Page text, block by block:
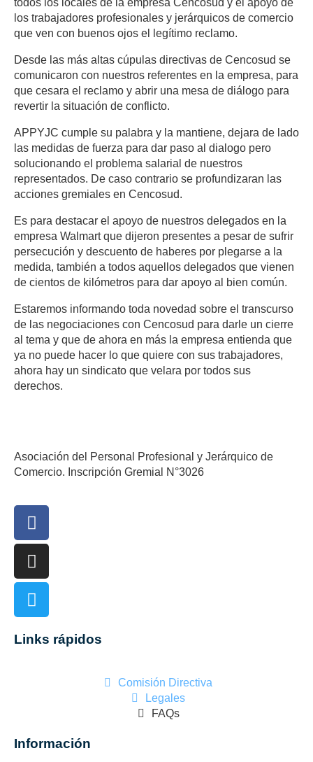
todos los locales de la empresa Cencosud y el apoyo de
los trabajadores profesionales y jerárquicos de comercio
que ven con buenos ojos el legítimo reclamo.
Desde las más altas cúpulas directivas de Cencosud se
comunicaron con nuestros referentes en la empresa, para
que cesara el reclamo y abrir una mesa de diálogo para
revertir la situación de conflicto.
APPYJC cumple su palabra y la mantiene, dejara de lado
las medidas de fuerza para dar paso al dialogo pero
solucionando el problema salarial de nuestros
representados. De caso contrario se profundizaran las
acciones gremiales en Cencosud.
Es para destacar el apoyo de nuestros delegados en la
empresa Walmart que dijeron presentes a pesar de sufrir
persecución y descuento de haberes por plegarse a la
medida, también a todos aquellos delegados que vienen
de cientos de kilómetros para dar apoyo al bien común.
Estaremos informando toda novedad sobre el transcurso
de las negociaciones con Cencosud para darle un cierre
al tema y que de ahora en más la empresa entienda que
ya no puede hacer lo que quiere con sus trabajadores,
ahora hay un sindicato que velara por todos sus
derechos.
Asociación del Personal Profesional y Jerárquico de
Comercio. Inscripción Gremial N°3026
Links rápidos
Comisión Directiva
Legales
FAQs
Información